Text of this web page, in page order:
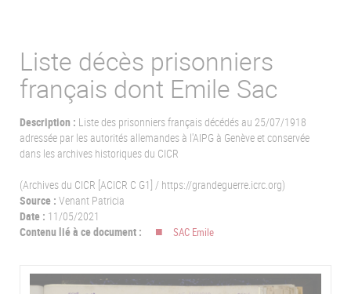
Liste décès prisonniers
français dont Emile Sac
Description : Liste des prisonniers français décédés au 25/07/1918
adressée par les autorités allemandes à l'AIPG à Genève et conservée
dans les archives historiques du CICR
(Archives du CICR [ACICR C G1] / https://grandeguerre.icrc.org)
Source : Venant Patricia
Date : 11/05/2021
Contenu lié à ce document :
SAC Emile